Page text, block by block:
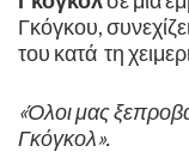
Γκόγκου,
του κατά τη
«Όλοι μας
Γκόγκολ».